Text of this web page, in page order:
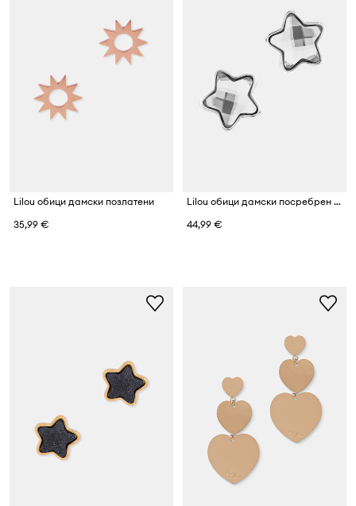
Lilou обици дамски позлатени
35,99 €
Lilou обици дамски посребрен модел Mini Icons
44,99 €